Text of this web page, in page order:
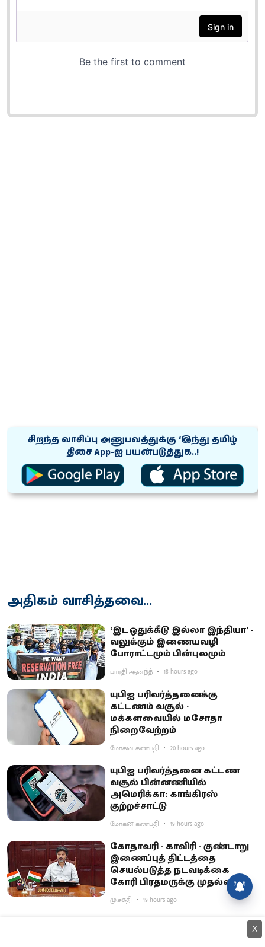
சிறந்த வாசிப்பு அனுபவத்துக்கு ‘இந்து தமிழ்
திசை App-ஐ பயன்படுத்துக..!
அதிகம் வாசித்தவை...
‘இடஒதுக்கீடு இல்லா இந்தியா’ -
வலுக்கும் இணையவழி
போராட்டமும் பின்புலமும்
பாரதி ஆனந்த் 18 hours ago
யுபிஐ பரிவர்த்தனைக்கு
கட்டணம் வசூல் -
மக்களவையில் மசோதா
நிறைவேற்றம்
மோகன் கணபதி 20 hours ago
யுபிஐ பரிவர்த்தனை கட்டண
வசூல் பின்னணியில்
அமெரிக்கா: காங்கிரஸ்
குற்றச்சாட்டு
மோகன் கணபதி 19 hours ago
கோதாவரி - காவிரி - குண்டாறு
இணைப்புத் திட்டத்தை
செயல்படுத்த நடவடிக்கை
கோரி பிரதமருக்கு முதல்வர்
விஜய் கடிதம்
மு.சக்தி 19 hours ago
X
அரசு மின்சார பேருந்துகளை
திட்டத்தை கைவிட வேண்டும்: